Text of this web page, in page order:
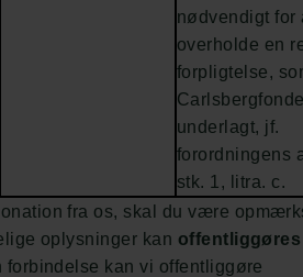
nødvendigt for
overholde en
forpligtelse,
underlagt, jf.
forordningens
stk. 1, litra. c.
fra os, skal du være
oplysninger kan
forbindelse kan vi offentliggøre